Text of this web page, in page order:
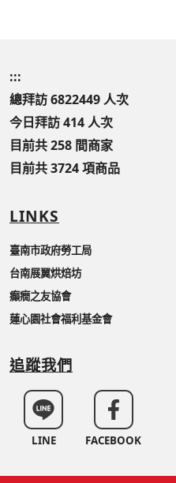
:::
總拜訪 6822449 人次
今日拜訪 414 人次
目前共 258 間商家
目前共 3724 項商品
LINKS
臺南市政府勞工局
台南展翼烘焙坊
癲癇之友協會
蓮心園社會福利基金會
追蹤我們
LINE FACEBOOK